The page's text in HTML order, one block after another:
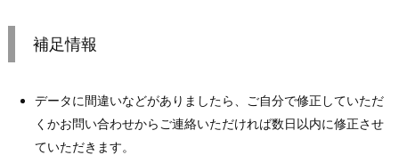
補足情報
データに間違いなどがありましたら、ご自分で修正していただ
くかお問い合わせからご連絡いただければ数日以内に修正させ
ていただきます。